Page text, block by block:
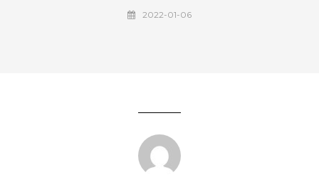
2022-01-06